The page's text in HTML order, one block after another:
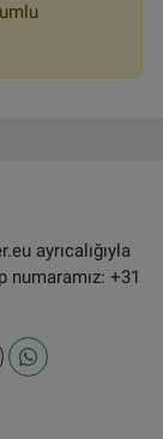
ayrıcalığıyla
+31